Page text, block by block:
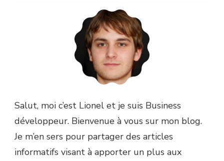
Salut, moi c’est Lionel et je suis Business
développeur. Bienvenue à vous sur mon blog.
Je m’en sers pour partager des articles
informatifs visant à apporter un plus aux